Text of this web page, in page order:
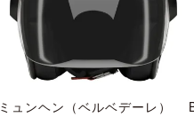
ミュンヘン（ベルベデーレ）